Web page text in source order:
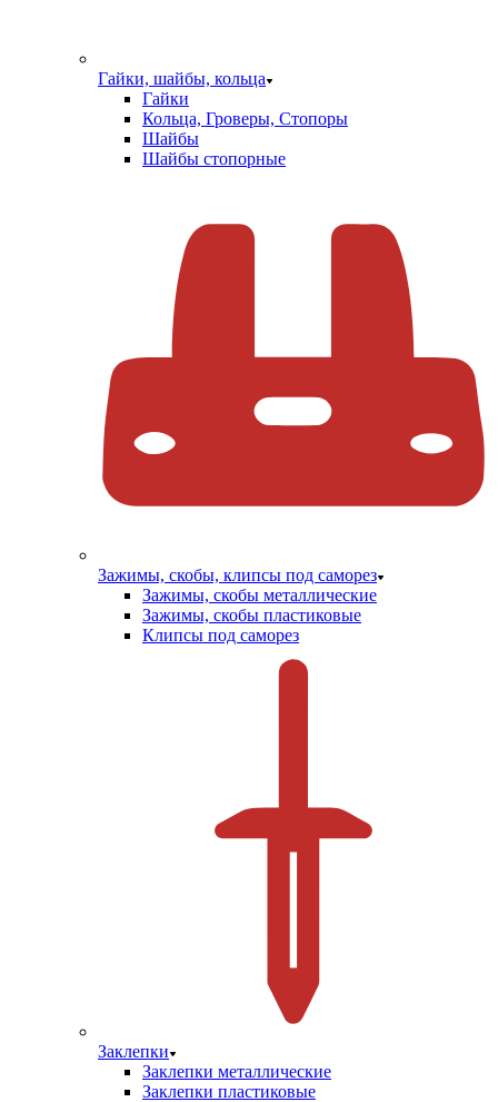
Гайки, шайбы, кольца
Гайки
Кольца, Гроверы, Стопоры
Шайбы
Шайбы стопорные
Зажимы, скобы, клипсы под саморез
Зажимы, скобы металлические
Зажимы, скобы пластиковые
Клипсы под саморез
Заклепки
Заклепки металлические
Заклепки пластиковые